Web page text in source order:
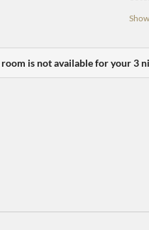
room is not available for your 3